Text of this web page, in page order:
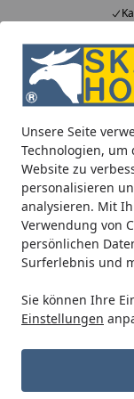
Unsere Seite
Technologien,
Website zu
personalisieren
analysieren. Mit
Verwendung von
persönlichen
Surferlebnis und
Sie können Ihre
Einstellungen
Alle Produkte
Mein Konto
Suchen
Startseite
Traufstreifen
Farbe